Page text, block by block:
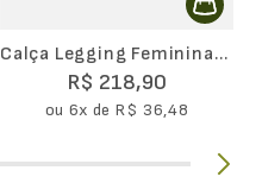
Calça Legging Feminina
LSport Seamless Mov
R$ 218,90
ou 6x de R$ 36,48